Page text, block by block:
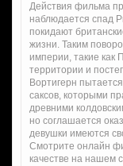
Действия фильма
наблюдается спад
покидают
жизни. Таким
империи, такие
территории и
Вортигерн
саксов, которыми
древними
но соглашается
девушки имеются
Смотрите онлайн
качестве на нашем